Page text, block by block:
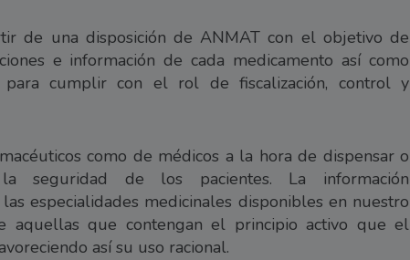
de una disposición de ANMAT con el objetivo de
e información de cada medicamento así como
para cumplir con el rol de fiscalización, control y
como de médicos a la hora de dispensar o
seguridad de los pacientes. La información
especialidades medicinales disponibles en nuestro
aquellas que contengan el principio activo que el
así su uso racional.